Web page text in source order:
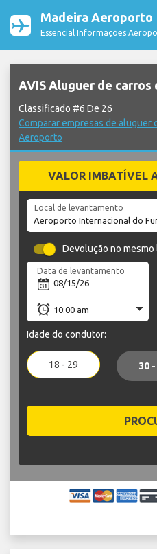
Madeira Aeroporto
Essencial Informações
AVIS Aluguer de
Classificado #6 De 26
Comparar empresas de aluguer
Aeroporto
VALOR IMBATÍVEL
Local de levantamento
Devolução no mesmo
Data de levantamento
Idade do condutor:
18 - 29 30